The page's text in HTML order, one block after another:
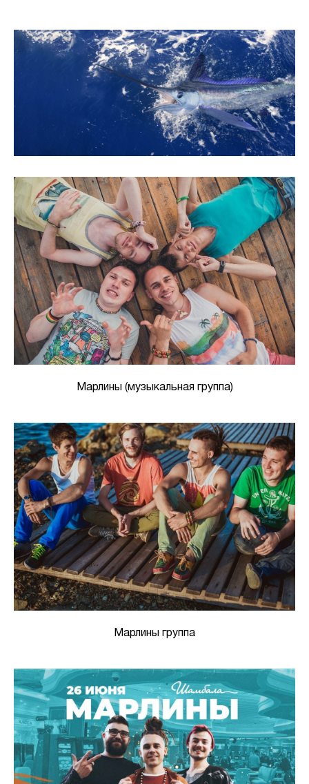
Марлины (музыкальная группа)
Марлины группа